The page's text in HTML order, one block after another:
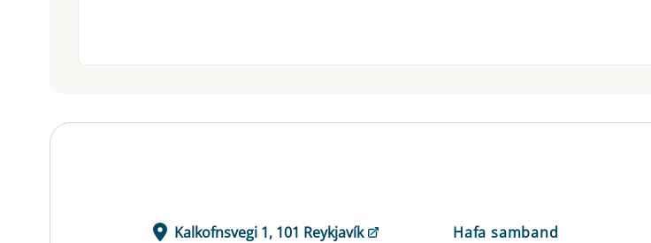
Kalkofnsvegi 1, 101 Reykjavík
Hafa samband